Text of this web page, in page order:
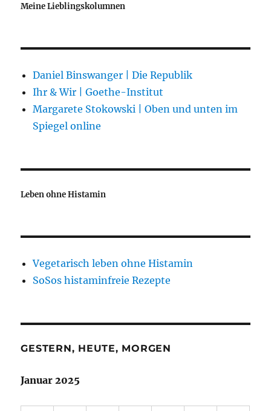
Meine Lieblingskolumnen
Daniel Binswanger | Die Republik
Ihr & Wir | Goethe-Institut
Margarete Stokowski | Oben und unten im
Spiegel online
Leben ohne Histamin
Vegetarisch leben ohne Histamin
SoSos histaminfreie Rezepte
GESTERN, HEUTE, MORGEN
Januar 2025